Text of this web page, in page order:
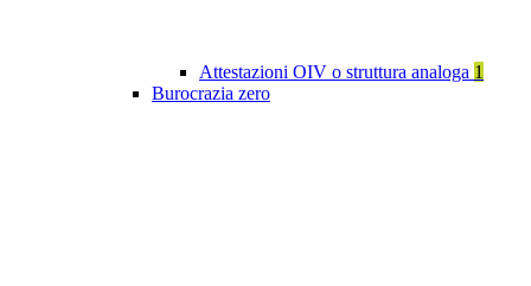
Attestazioni OIV o struttura analoga 1
Burocrazia zero